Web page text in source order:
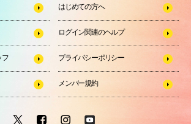
はじめての方へ
ログイン関連のヘルプ
フ プライバシーポリシー
メンバー規約